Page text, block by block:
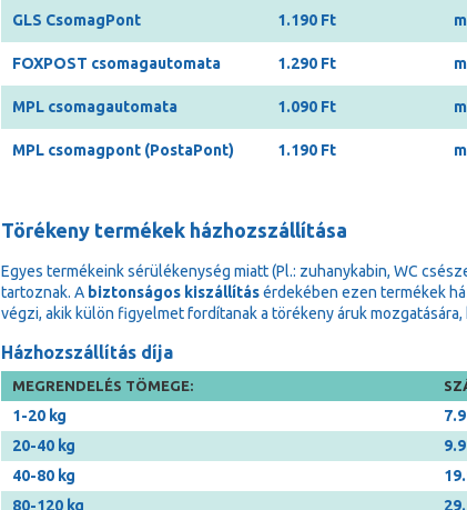
GLS CsomagPont 1.190 Ft
FOXPOST csomagautomata 1.290 Ft
MPL csomagautomata 1.090 Ft
MPL csomagpont (PostaPont) 1.190 Ft
Törékeny termékek házhozszállítása
Egyes termékeink sérülékenység miatt (Pl.: zuhanykabin, WC
tartoznak. A biztonságos kiszállításérdekében ezen termékek
végzi, akik külön figyelmet fordítanak a törékeny áruk
Házhozszállítás díja
MEGRENDELÉS TÖMEGE:
1-20 kg
20-40 kg
40-80 kg
80-120 kg